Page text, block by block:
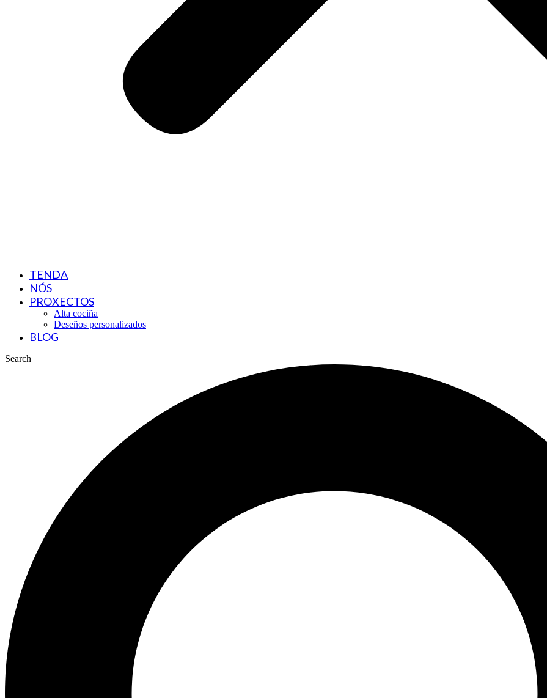
TENDA
NÓS
PROXECTOS
Alta cociña
Deseños personalizados
BLOG
Search